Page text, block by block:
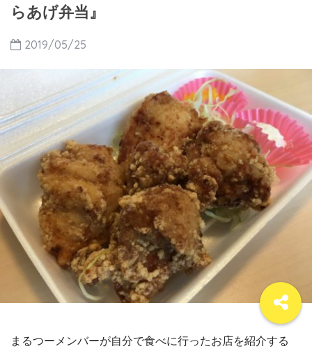
らあげ弁当』
2019/05/25
まるつーメンバーが自分で食べに行ったお店を紹介する